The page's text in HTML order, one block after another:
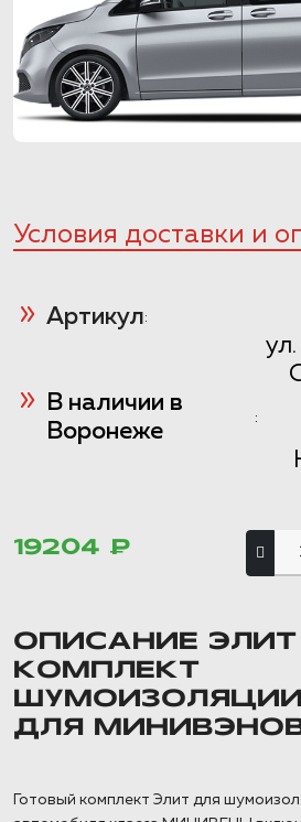
Условия доставки и
Артикул:
В наличии в
Воронеже
:
19204 ₽
ОПИСАНИЕ ЭЛИТ
КОМПЛЕКТ
ДЛЯ
Готовый комплект Элит для